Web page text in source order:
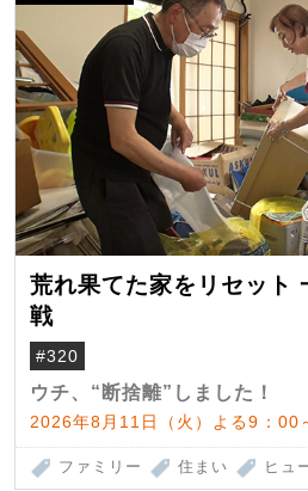
荒れ果てた家をリセット
戦
#320
ウチ、“断捨離”しました！
2026年8月11日（火）よる9：00
ファミリー 住まい ヒュ